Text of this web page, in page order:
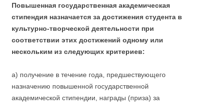
Повышенная государственная академическая
стипендия назначается за достижения студента в
культурно-творческой деятельности при
соответствии этих достижений одному или
нескольким из следующих критериев:
а) получение в течение года, предшествующего
назначению повышенной государственной
академической стипендии, награды (приза) за